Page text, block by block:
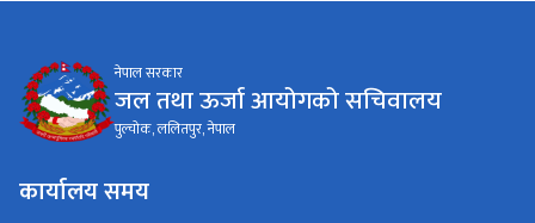
नेपाल सरकार
जल तथा ऊर्जा आयोगको सचिवालय
पुल्चोक, ललितपुर, नेपाल
कार्यालय समय